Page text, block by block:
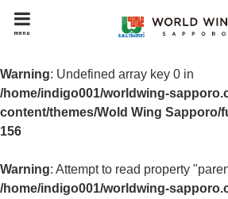
menu
Warning: Undefined array key 0 in
/home/indigo001/worldwing-
content/themes/Wold Wing Sapporo/
156
Warning: Attempt to read property
/home/indigo001/worldwing-